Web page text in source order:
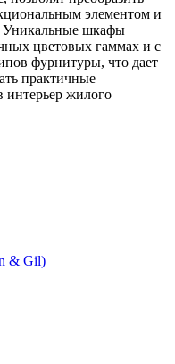
элементом и
Уникальные шкафы
цветовых гаммах и с
фурнитуры, что дает
практичные
интерьер жилого
& Gil)